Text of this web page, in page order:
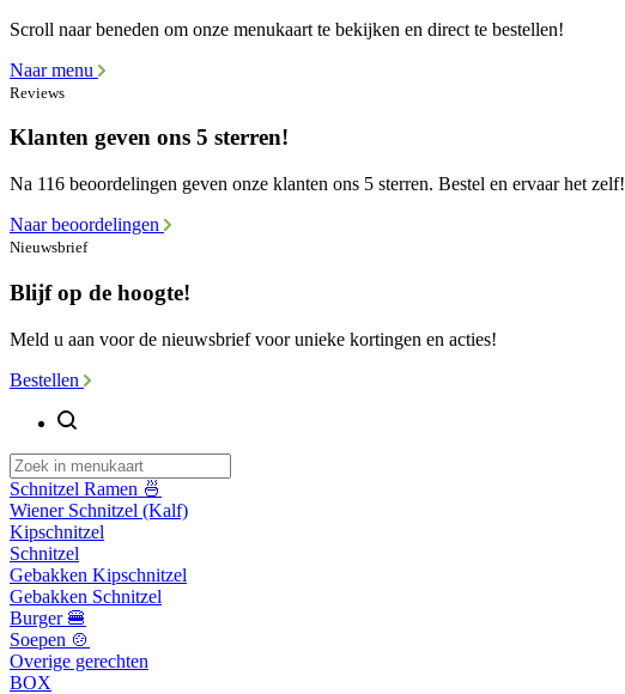
Scroll naar beneden om onze menukaart te bekijken en direct te bestellen!
Naar menu
Reviews
Klanten geven ons 5 sterren!
Na 116 beoordelingen geven onze klanten ons 5 sterren. Bestel en ervaar het zelf!
Naar beoordelingen
Nieuwsbrief
Blijf op de hoogte!
Meld u aan voor de nieuwsbrief voor unieke kortingen en acties!
Bestellen
Schnitzel Ramen 🍜
Wiener Schnitzel (Kalf)
Kipschnitzel
Schnitzel
Gebakken Kipschnitzel
Gebakken Schnitzel
Burger 🍔
Soepen 🍲
Overige gerechten
BOX